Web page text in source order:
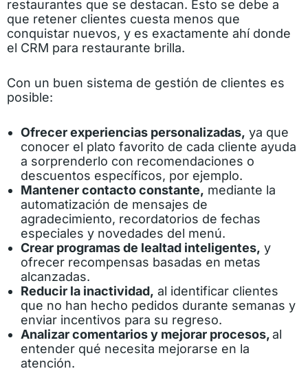
restaurantes que se destacan. Esto se debe a
que retener clientes cuesta menos que
conquistar nuevos, y es exactamente ahí donde
el CRM para restaurante brilla.
Con un buen sistema de gestión de clientes es
posible:
Ofrecer experiencias personalizadas, ya que
conocer el plato favorito de cada cliente ayuda
a sorprenderlo con recomendaciones o
descuentos específicos, por ejemplo.
Mantener contacto constante, mediante la
automatización de mensajes de
agradecimiento, recordatorios de fechas
especiales y novedades del menú.
Crear programas de lealtad inteligentes, y
ofrecer recompensas basadas en metas
alcanzadas.
Reducir la inactividad, al identificar clientes
que no han hecho pedidos durante semanas y
enviar incentivos para su regreso.
Analizar comentarios y mejorar procesos,al
entender qué necesita mejorarse en la
atención.